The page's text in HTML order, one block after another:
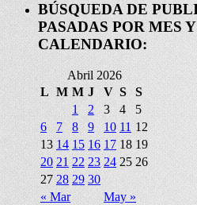
BÚSQUEDA DE
PASADAS POR MES
CALENDARIO:
Abril 2026
L M M J V S S
« Mar May »
1 2 3 4
5
6
7 8 9 10 11 12
13 14 15 16 17 18 19
20 21 22 23 24 25 26
27 28 29 30